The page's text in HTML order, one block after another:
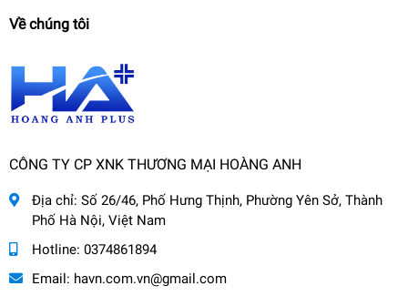
Về chúng tôi
CÔNG TY CP XNK THƯƠNG MẠI HOÀNG ANH
Địa chỉ: Số 26/46, Phố Hưng Thịnh, Phường Yên Sở, Thành
Phố Hà Nội, Việt Nam
Hotline: 0374861894
Email: havn.com.vn@gmail.com